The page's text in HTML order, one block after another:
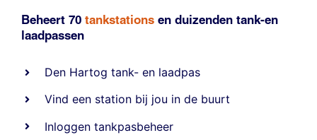
Beheert 70 tankstations en duizenden tank-en
laadpassen
Den Hartog tank- en laadpas
Vind een station bij jou in de buurt
Inloggen tankpasbeheer